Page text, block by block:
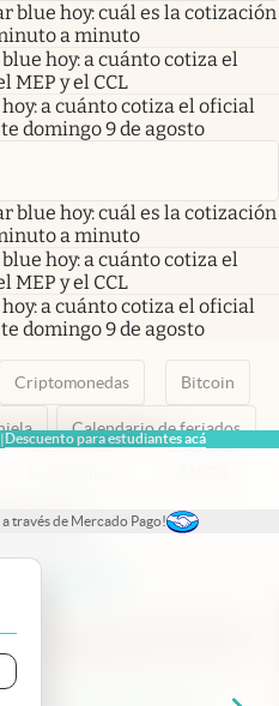
|Descuento para estudiantes acá
través de Mercado Pago!
blue hoy: cuál es la cotización
a minuto
hoy: a cuánto cotiza el
MEP y el CCL
a cuánto cotiza el oficial
domingo 9 de agosto
blue hoy: cuál es la cotización
a minuto
hoy: a cuánto cotiza el
MEP y el CCL
a cuánto cotiza el oficial
domingo 9 de agosto
Criptomonedas Bitcoin
Calendario de feriados
en nueva pestaña
en nueva pestaña
abre en nueva pestaña
abre en nueva pestaña
abre en nueva pestaña